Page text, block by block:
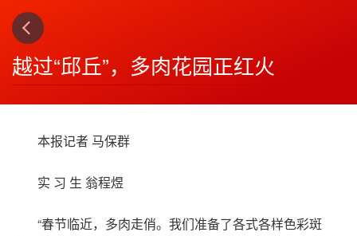
越过“邱丘”，多肉花园正红火
本报记者 马保群
实 习 生 翁程煜
“春节临近，多肉走俏。我们准备了各式各样色彩斑